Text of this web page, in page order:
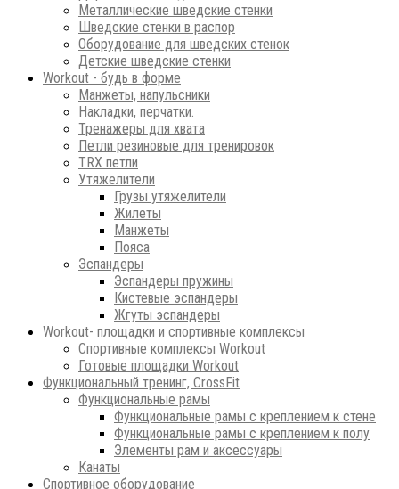
Металлические шведские стенки
Шведские стенки в распор
Оборудование для шведских стенок
Детские шведские стенки
Workout - будь в форме
Манжеты, напульсники
Накладки, перчатки.
Тренажеры для хвата
Петли резиновые для тренировок
ТRХ петли
Утяжелители
Грузы утяжелители
Жилеты
Манжеты
Пояса
Эспандеры
Эспандеры пружины
Кистевые эспандеры
Жгуты эспандеры
Workout- площадки и спортивные комплексы
Спортивные комплексы Workout
Готовые площадки Workout
Функциональный тренинг, CrossFit
Функциональные рамы
Функциональные рамы с креплением к стене
Функциональные рамы с креплением к полу
Элементы рам и аксессуары
Канаты
Спортивное оборудование